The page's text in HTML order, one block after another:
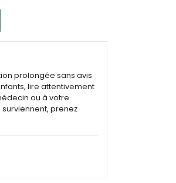
prolongée sans avis
lire attentivement
ou à votre
prenez